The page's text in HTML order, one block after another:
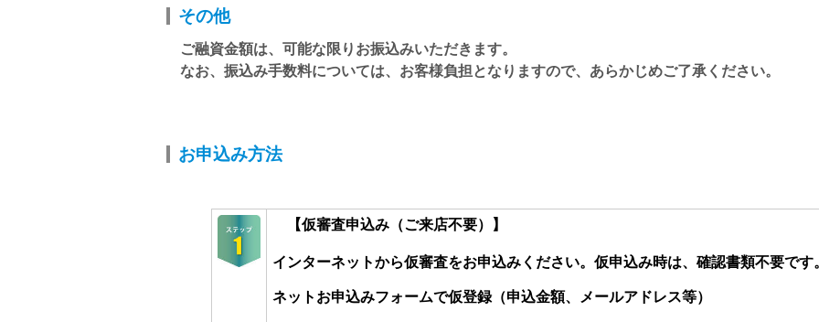
その他
ご融資金額は、可能な限りお振込みいただきます。
なお、振込み手数料については、お客様負担となりますので、あらかじめご了承ください。
お申込み方法
【仮審査申込み（ご来店不要）】
インターネットから仮審査をお申込みください。仮申込み時は、確認書類不要です
ネットお申込みフォームで仮登録（申込金額、メールアドレス等）